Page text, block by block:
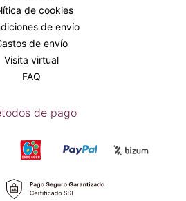
de cookies
de envío
de envío
Visita virtual
FAQ
de pago